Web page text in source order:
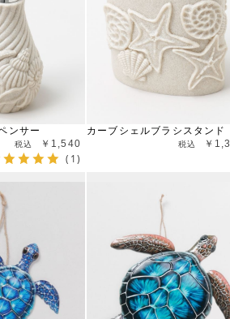
ンサー
￥1,540
(1)
カーブシェルブラシスタンド
￥